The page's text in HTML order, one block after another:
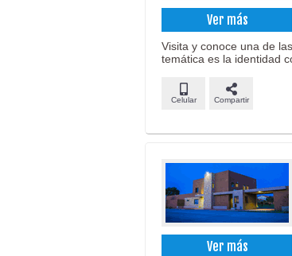
Ver más
Visita y conoce una de
temática es la identidad
Celular Compartir
Ver más